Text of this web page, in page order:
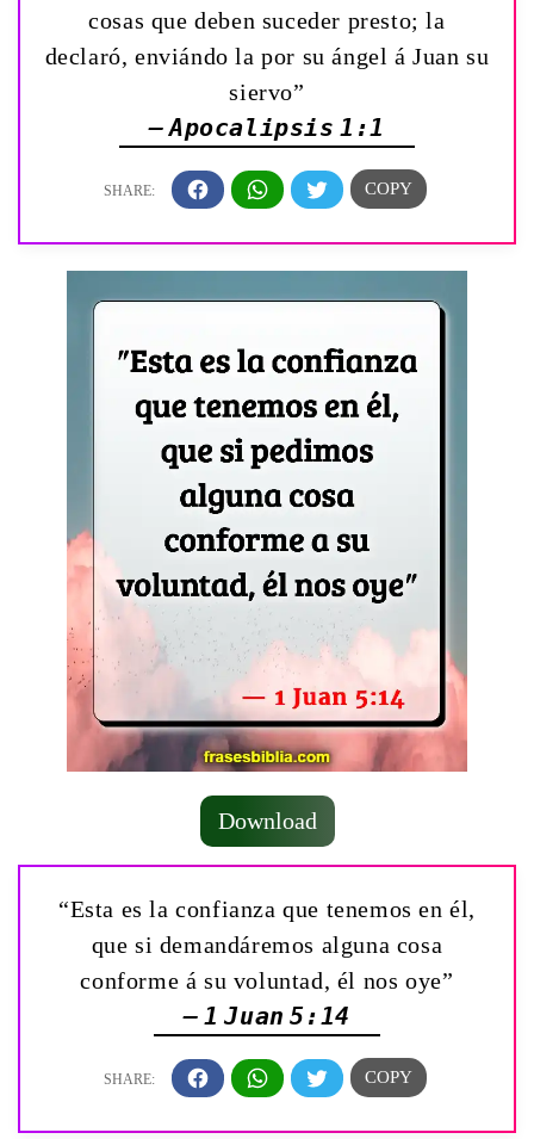
cosas que deben suceder presto; la
declaró, enviándo la por su ángel á Juan su
siervo”
— Apocalipsis 1:1
Download
“Esta es la confianza que tenemos en él,
que si demandáremos alguna cosa
conforme á su voluntad, él nos oye”
— 1 Juan 5:14